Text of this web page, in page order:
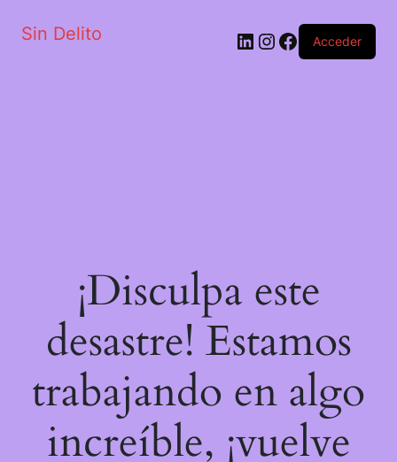
Sin Delito Acceder
¡Disculpa este
desastre! Estamos
trabajando en algo
increíble, ¡vuelve